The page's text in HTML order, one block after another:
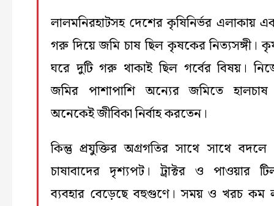
লালমনিরহাটসহ দেশের কৃষিনির্ভর এলাকায়
গরু দিয়ে জমি চাষ ছিল কৃষকের নিত্যসঙ্গী।
ঘরে দুটি গরু থাকাই ছিল গর্বের বিষয়।
জমির পাশাপাশি অন্যের জমিতে
অনেকেই জীবিকা নির্বাহ করতেন।
কিন্তু প্রযুক্তির অগ্রগতির সাথে সাথে বদলে
চাষাবাদের দৃশ্যপট। ট্রাক্টর ও পাওয়ার
ব্যবহার বেড়েছে বহুগুণে। সময় ও খরচ কম